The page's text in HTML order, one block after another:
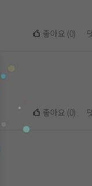
좋아요 (0)
좋아요 (0)